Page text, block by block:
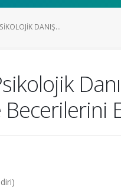
DANIŞ...